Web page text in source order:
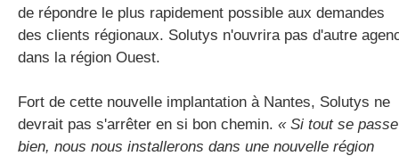
de répondre le plus rapidement possible aux demandes
des clients régionaux. Solutys n'ouvrira pas d'autre
dans la région Ouest.
Fort de cette nouvelle implantation à Nantes, Solutys ne
devrait pas s'arrêter en si bon chemin. « Si tout se passe
bien, nous nous installerons dans une nouvelle région